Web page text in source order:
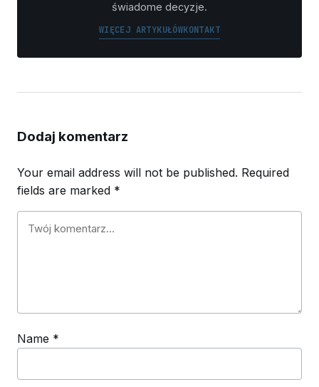
świadome decyzje.
WIĘCEJ ARTYKUŁÓWKONTAKT
Dodaj komentarz
Your email address will not be published. Required
fields are marked *
Name *